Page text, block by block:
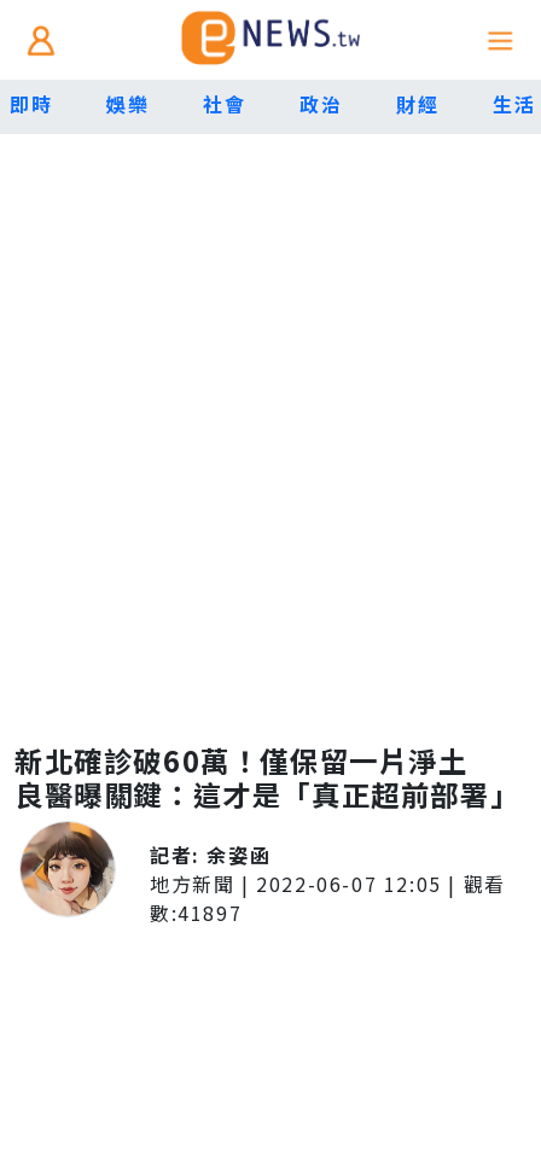
即時 娛樂 社會 政治 財經 生活
新北確診破60萬！僅保留一片淨土
良醫曝關鍵：這才是「真正超前部署」
記者:余姿函
地方新聞 | 2022-06-07 12:05 | 觀看
數:41897